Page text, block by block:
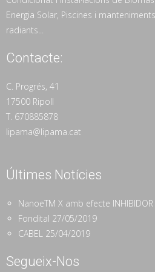
Energia Solar, Piscines i
radiants...
Contacte:
C. Progrés, 41
17500 Ripoll
T. 670885878
lipama@lipama.cat
Últimes Notícies
NanoeTM X amb efecte
Fondital 27/05/2019
CABEL 25/04/2019
Segueix-Nos